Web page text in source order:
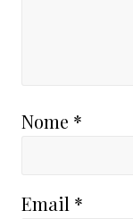
Nome *
Email *